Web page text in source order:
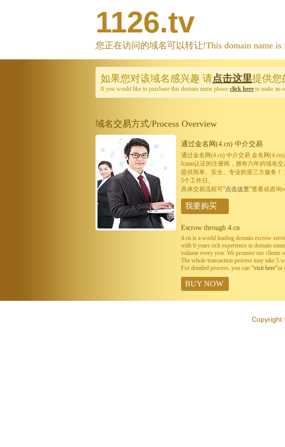
1126.tv
您正在访问的域名可以转让!This domain name is
如果您对该域名感兴趣 请点击这里提供您
If you would like to purchase this domain name please click here to make an
域名交易方式/Process Overview
通过金名网(4.cn) 中介交易
通过金名网(4.cn) 中介交易 金名网
Icann认证的注册商，拥有六年的域名
提供简单、安全、专业的第三方服务
5个工作日。
具体交易流程可“点击这里”查看或咨询
我要购买
Escrow through 4.cn
4.cn is a world leading domain escrow
with 6 years rich experience in domain
volume every year. We promise our clients
The whole transaction process may take 5
For detailed process, you can “visit here”or
BUY NOW
Copyright